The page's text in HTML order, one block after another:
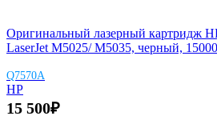
Оригинальный лазерный картридж
LaserJet M5025/ M5035, черный,
Q7570A
HP
15 500₽